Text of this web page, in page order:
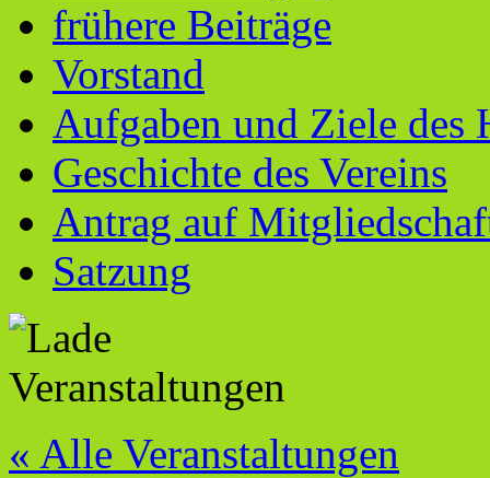
frühere Beiträge
Vorstand
Aufgaben und Ziele des
Geschichte des Vereins
Antrag auf
Satzung
« Alle Veranstaltungen